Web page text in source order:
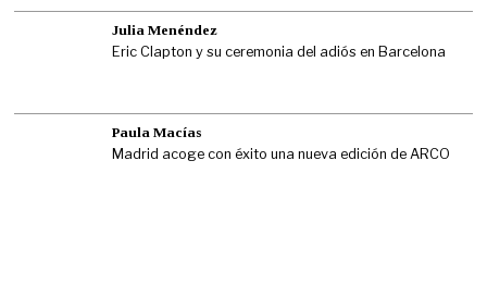
Julia Menéndez
Eric Clapton y su ceremonia del adiós en Barcelona
Paula Macías
Madrid acoge con éxito una nueva edición de ARCO